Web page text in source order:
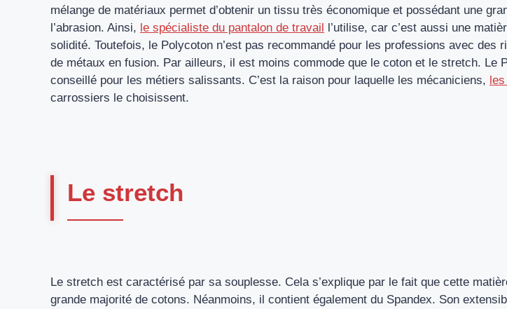
mélange de matériaux permet d’obtenir un tissu très économique et possédant une
l’abrasion. Ainsi, le spécialiste du pantalon de travail l’utilise, car c’est aussi une
solidité. Toutefois, le Polycoton n’est pas recommandé pour les professions avec des
de métaux en fusion. Par ailleurs, il est moins commode que le coton et le stretch. Le
conseillé pour les métiers salissants. C’est la raison pour laquelle les mécaniciens,
carrossiers le choisissent.
Le stretch
Le stretch est caractérisé par sa souplesse. Cela s’explique par le fait que cette
grande majorité de cotons. Néanmoins, il contient également du Spandex. Son